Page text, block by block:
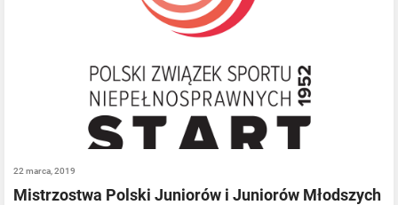
22 marca, 2019
Mistrzostwa Polski Juniorów i Juniorów Młodszych